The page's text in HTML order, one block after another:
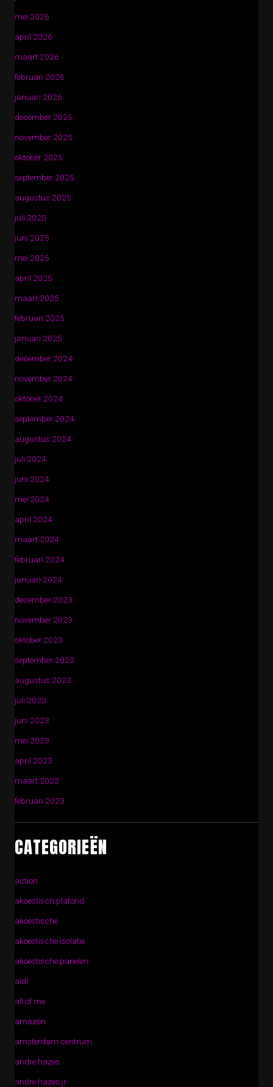
mei 2026
april 2026
maart 2026
februari 2026
januari 2026
december 2025
november 2025
oktober 2025
september 2025
augustus 2025
juli 2025
juni 2025
mei 2025
april 2025
maart 2025
februari 2025
januari 2025
december 2024
november 2024
oktober 2024
september 2024
augustus 2024
juli 2024
juni 2024
mei 2024
april 2024
maart 2024
februari 2024
januari 2024
december 2023
november 2023
oktober 2023
september 2023
augustus 2023
juli 2023
juni 2023
mei 2023
april 2023
maart 2023
februari 2023
CATEGORIEËN
action
akoestisch plafond
akoestische
akoestische isolatie
akoestische panelen
aldi
all of me
amazon
amsterdam centrum
andre hazes
andre hazes jr